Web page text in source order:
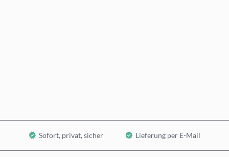
Sofort, privat, sicher Lieferung per E-Mail